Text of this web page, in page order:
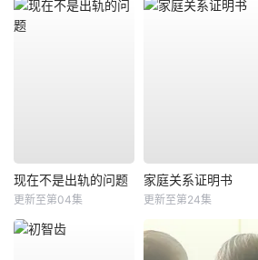
现在不是出轨的问题
更新至第04集
家庭关系证明书
更新至第24集